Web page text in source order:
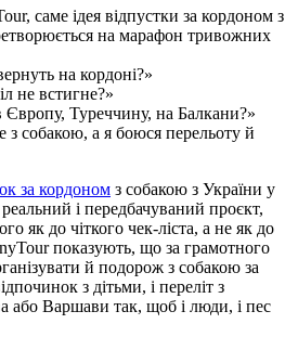
саме ідея відпустки за кордоном з
на марафон тривожних
на кордоні?»
не встигне?»
Європу, Туреччину, на Балкани?»
собакою, а я боюся перельоту й
за кордоном з собакою з України у
і передбачуваний проєкт,
як до чіткого чек‑ліста, а не як до
показують, що за грамотного
й подорож з собакою за
з дітьми, і переліт з
або Варшави так, щоб і люди, і пес